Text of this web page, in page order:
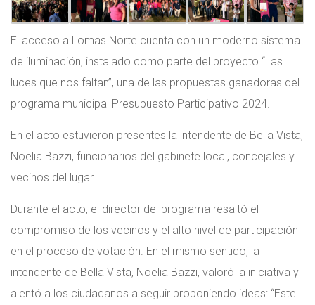
El acceso a Lomas Norte cuenta con un moderno sistema
de iluminación, instalado como parte del proyecto “Las
luces que nos faltan”, una de las propuestas ganadoras del
programa municipal Presupuesto Participativo 2024.
En el acto estuvieron presentes la intendente de Bella Vista,
Noelia Bazzi, funcionarios del gabinete local, concejales y
vecinos del lugar.
Durante el acto, el director del programa resaltó el
compromiso de los vecinos y el alto nivel de participación
en el proceso de votación. En el mismo sentido, la
intendente de Bella Vista, Noelia Bazzi, valoró la iniciativa y
alentó a los ciudadanos a seguir proponiendo ideas: “Este